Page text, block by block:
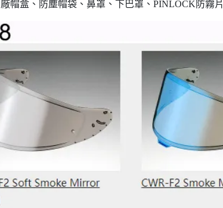
帽盒、防塵帽袋、鼻罩、下巴罩、PINLOCK防霧片